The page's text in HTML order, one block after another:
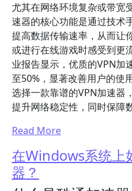
尤其在网络环境复杂或带宽
速器的核心功能是通过技术
提高数据传输速率，从而让
或进行在线游戏时感受到更
业报告显示，优质的VPN加
至50%，显著改善用户的使
选择一款靠谱的VPN加速器
提升网络稳定性，同时保障
Read More
在Windows系统上
器？